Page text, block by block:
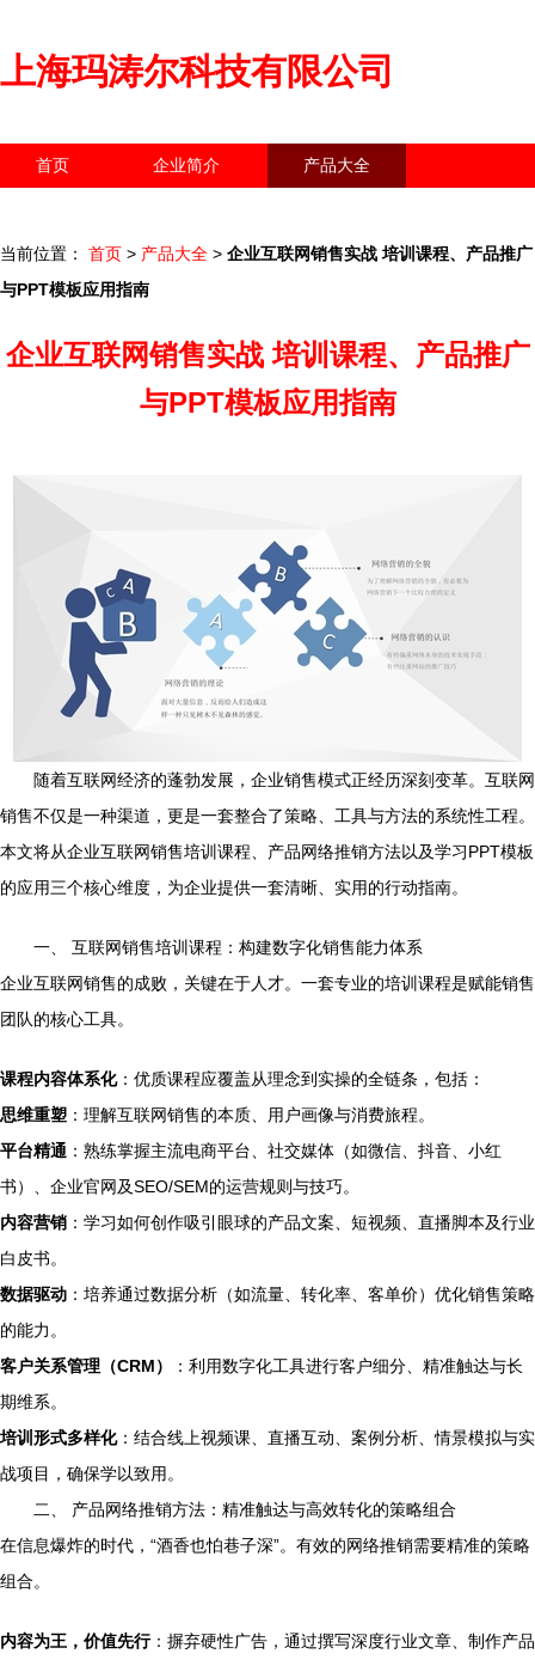
上海玛涛尔科技有限公司
首页 企业简介 产品大全
当前位置： 首页 > 产品大全 > 企业互联网销售实战 培训课程、产品推广
与PPT模板应用指南
企业互联网销售实战 培训课程、产品推广
与PPT模板应用指南
随着互联网经济的蓬勃发展，企业销售模式正经历深刻变革。互联网
销售不仅是一种渠道，更是一套整合了策略、工具与方法的系统性工程。
本文将从企业互联网销售培训课程、产品网络推销方法以及学习PPT模板
的应用三个核心维度，为企业提供一套清晰、实用的行动指南。
一、 互联网销售培训课程：构建数字化销售能力体系
企业互联网销售的成败，关键在于人才。一套专业的培训课程是赋能销售
团队的核心工具。
课程内容体系化：优质课程应覆盖从理念到实操的全链条，包括：
思维重塑 ：理解互联网销售的本质、用户画像与消费旅程。
平台精通 ：熟练掌握主流电商平台、社交媒体（如微信、抖音、小红
书）、企业官网及SEO/SEM的运营规则与技巧。
内容营销 ：学习如何创作吸引眼球的产品文案、短视频、直播脚本及行业
白皮书。
数据驱动 ：培养通过数据分析（如流量、转化率、客单价）优化销售策略
的能力。
客户关系管理（CRM）
：利用数字化工具进行客户细分、精准触达与长
期维系。
培训形式多样化：结合线上视频课、直播互动、案例分析、情景模拟与实
战项目，确保学以致用。
二、 产品网络推销方法：精准触达与高效转化的策略组合
在信息爆炸的时代，“酒香也怕巷子深”。有效的网络推销需要精准的策略
组合。
内容为王，价值先行：摒弃硬性广告，通过撰写深度行业文章、制作产品